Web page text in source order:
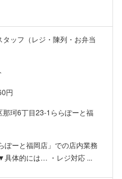
タッフ（レジ・陳列・お弁当
円
那珂6丁目23-1ららぽーと福
ぽーと福岡店」での店内業務
具体的には… ・レジ対応 ...